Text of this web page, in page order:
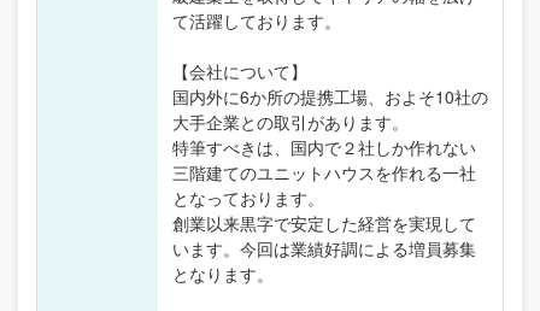
て活躍しております。
【会社について】
国内外に6か所の提携工場、およそ10社の
大手企業との取引があります。
特筆すべきは、国内で２社しか作れない
三階建てのユニットハウスを作れる一社
となっております。
創業以来黒字で安定した経営を実現して
います。今回は業績好調による増員募集
となります。